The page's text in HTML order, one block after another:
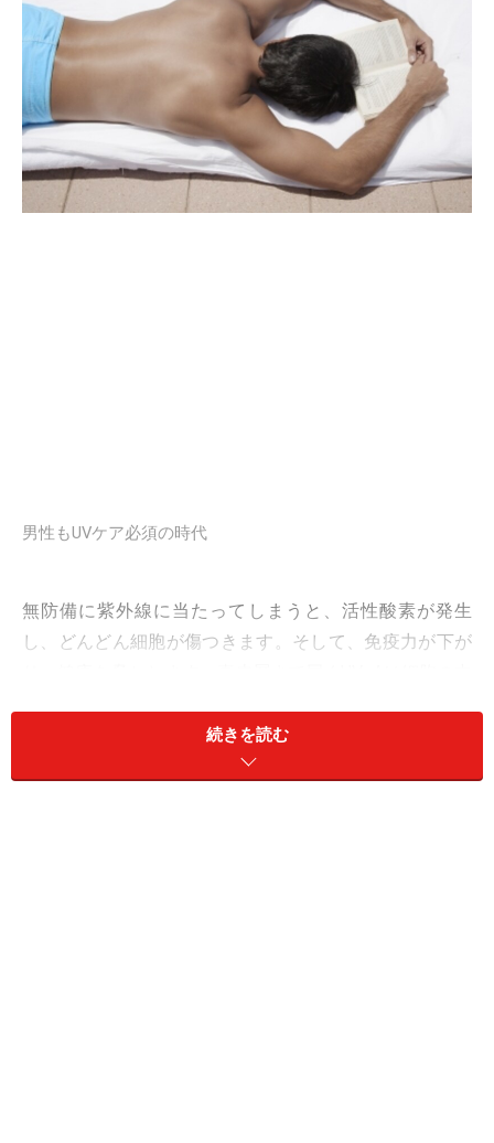
男性もUVケア必須の時代
無防備に紫外線に当たってしまうと、活性酸素が発生
し、どんどん細胞が傷つきます。そして、免疫力が下が
ｰBはご存知の通り、サンバーンという火傷を引き起こし
ます。それでも、まだ日焼けをするという方は、これ以
続きを読む